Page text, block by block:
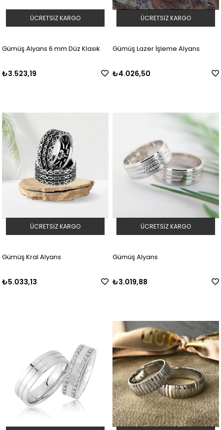
Gümüş Alyans 6 mm Düz Klasik
₺3.523,19
ÜCRETSIZ KARGO
Gümüş Lazer İşleme Alyans
₺4.026,50
ÜCRETSIZ KARGO
Gümüş Kral Alyans
₺5.033,13
ÜCRETSIZ KARGO
Gümüş Alyans
₺3.019,88
ÜCRETSIZ KARGO